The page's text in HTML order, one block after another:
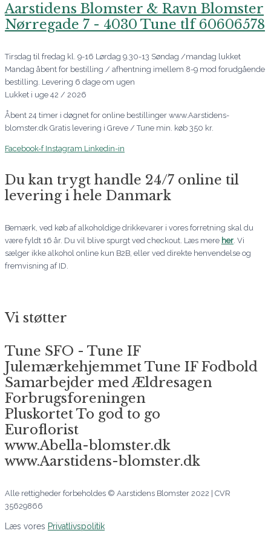
Aarstidens Blomster & Ravn Blomster
Nørregade 7 - 4030 Tune tlf 60606578
Tirsdag til fredag kl. 9-16 Lørdag 9.30-13 Søndag /mandag lukket
Mandag åbent for bestilling / afhentning imellem 8-9 mod forudgående
bestilling. Levering 6 dage om ugen
Lukket i uge 42 / 2026
Åbent 24 timer i døgnet for online bestillinger www.Aarstidens-
blomster.dk Gratis levering i Greve / Tune min. køb 350 kr.
Facebook-f Instagram Linkedin-in
Du kan trygt handle 24/7 online til
levering i hele Danmark
Bemærk, ved køb af alkoholdige drikkevarer i vores forretning skal du
være fyldt 16 år. Du vil blive spurgt ved checkout. Læs mere her. Vi
sælger ikke alkohol online kun B2B, eller ved direkte henvendelse og
fremvisning af ID.
Vi støtter
Tune SFO - Tune IF
Julemærkehjemmet Tune IF Fodbold
Samarbejder med Ældresagen
Forbrugsforeningen
Pluskortet To god to go
Euroflorist
www.Abella-blomster.dk
www.Aarstidens-blomster.dk
Alle rettigheder forbeholdes © Aarstidens Blomster 2022 | CVR
35629866
Læs vores Privatlivspolitik